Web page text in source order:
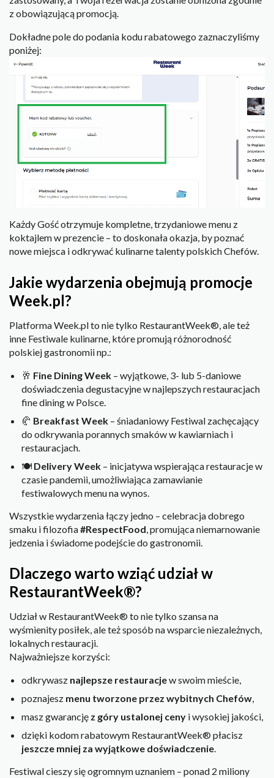
z obowiązującą promocją.
Dokładne pole do podania kodu rabatowego zaznaczyliśmy
poniżej:
Każdy Gość otrzymuje kompletne, trzydaniowe menu z
koktajlem w prezencie – to doskonała okazja, by poznać
nowe miejsca i odkrywać kulinarne talenty polskich Chefów.
Jakie wydarzenia obejmują promocje
Week.pl?
Platforma Week.pl to nie tylko RestaurantWeek®, ale też
inne Festiwale kulinarne, które promują różnorodność
polskiej gastronomii np.:
🥂 Fine Dining Week – wyjątkowe, 3- lub 5-daniowe
doświadczenia degustacyjne w najlepszych restauracjach
fine dining w Polsce.
🥐 Breakfast Week – śniadaniowy Festiwal zachęcający
do odkrywania porannych smaków w kawiarniach i
restauracjach.
🍽️ Delivery Week – inicjatywa wspierająca restauracje w
czasie pandemii, umożliwiająca zamawianie
festiwalowych menu na wynos.
Wszystkie wydarzenia łączy jedno – celebracja dobrego
smaku i filozofia#RespectFood , promująca niemarnowanie
jedzenia i świadome podejście do gastronomii.
Dlaczego warto wziąć udział w
RestaurantWeek®?
Udział w RestaurantWeek® to nie tylko szansa na
wyśmienity posiłek, ale też sposób na wsparcie niezależnych,
lokalnych restauracji.
Najważniejsze korzyści:
odkrywasz najlepsze restauracjew swoim mieście,
poznajesz menu tworzone przez wybitnych Chefów,
masz gwarancję z góry ustalonej ceny i wysokiej jakości,
dzięki kodom rabatowym RestaurantWeek® płacisz
jeszcze mniej za wyjątkowe doświadczenie.
Festiwal cieszy się ogromnym uznaniem – ponad 2 miliony